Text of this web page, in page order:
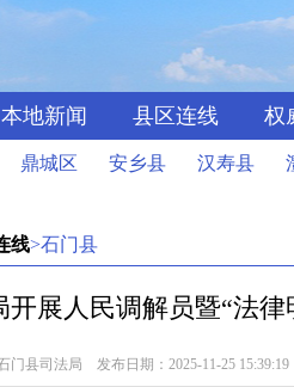
本地新闻 县区连线 权
鼎城区 安乡县 汉寿县
线>石门县
开展人民调解员暨“法律
县司法局 发布日期：2025-11-25 15:39:19